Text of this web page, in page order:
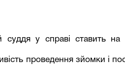
суддя у справі ставить на
проведення зйомки і